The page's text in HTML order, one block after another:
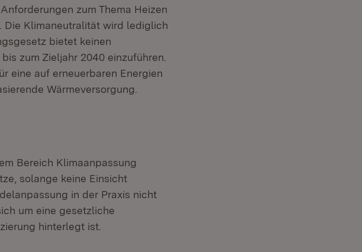
zum Thema Heizen
Die Klimaneutralität wird lediglich
bietet keinen
zum Zieljahr 2040 einzuführen.
eine auf erneuerbaren Energien
Wärmeversorgung.
Bereich Klimaanpassung
solange keine Einsicht
in der Praxis nicht
um eine gesetzliche
hinterlegt ist.